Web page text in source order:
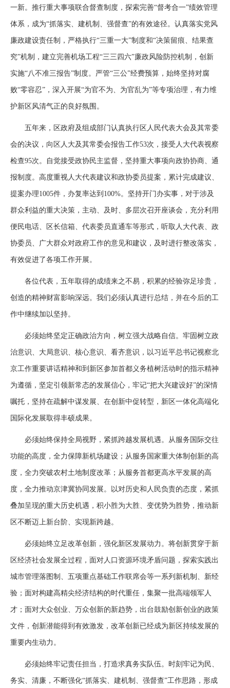
一新。推行重大事项联合督查制度，探索完善“督考合一”绩效管理
体系，成为“抓落实、建机制、强督查”的有效途径。认真落实党风
廉政建设责任制，严格执行“三重一大”制度和“决策留痕、结果查
究”机制，建立完善机场工程“三三四六”廉政风险防控机制，创新
实施“八不准三报告”制度。严管“三公”经费预算，始终坚持对腐
败“零容忍”，深入开展“为官不为、为官乱为”等专项治理，有力维
护新区风清气正的良好氛围。
五年来，区政府及组成部门认真执行区人民代表大会及其常委
会的决议，向区人大及其常委会报告工作53次，接受人大代表视察
检查95次。自觉接受政协民主监督，坚持重大事项向政协协商、通
报制度。高度重视人大代表建议和政协委员提案，累计完成建议、
提案办理1005件，办复率达到100%。坚持开门办实事，对于涉及
群众利益的重大决策，主动、及时、多层次召开座谈会，充分利用
便民电话、区长信箱、代表委员直通车等形式，听取人大代表、政
协委员、广大群众对政府工作的意见和建议，及时进行整改落实，
有效促进了各项工作开展。
各位代表，五年取得的成绩来之不易，积累的经验弥足珍贵，
创造的精神财富影响深远。我们必须认真进行总结，并在今后的工
作中继续加以坚持。
必须始终坚定正确政治方向，树立强大战略自信。牢固树立政
治意识、大局意识、核心意识、看齐意识，以习近平总书记视察北
京工作重要讲话精神和到新区参加首都义务植树活动时的指示精神
为遵循，坚定引领新常态的发展信心，牢记“把大兴建设好”的深情
嘱托，坚持在疏解中谋发展、在创新中促转型，新区一体化高端化
国际化发展取得丰硕成果。
必须始终保持全局视野，紧抓跨越发展机遇。从服务国际交往
功能的高度，全力保障新机场建设；从服务国家重大体制创新的高
度，全力突破农村土地制度改革；从服务首都更高水平发展的高
度，全力推动京津冀协同发展。以对历史和人民负责的态度，紧抓
叠加呈现的重大历史机遇，积小胜为大胜、变优势为胜势，推动新
区不断迈上新台阶、实现新跨越。
必须始终立足改革创新，强化新区发展动力。将创新贯穿于新
区经济社会发展全过程，面对人口资源环境矛盾问题，探索实践出
城市管理落图制、五项重点基础工作联席会等一系列新机制、新经
验；面对构建高精尖经济结构的时代重任，集聚一批高端领军人
才；面对大众创业、万众创新的新趋势，出台鼓励创新创业的政策
文件，创新潜能得到有效激发，改革创新已经成为新区持续发展的
重要内生动力。
必须始终牢记责任担当，打造求真务实队伍。时刻牢记为民、
务实、清廉，不断强化“抓落实、建机制、强督查”工作思路，形成